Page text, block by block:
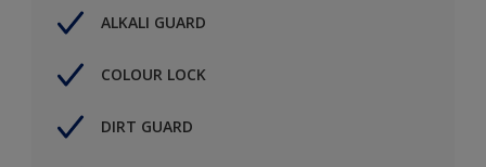
ALKALI GUARD
COLOUR LOCK
DIRT GUARD